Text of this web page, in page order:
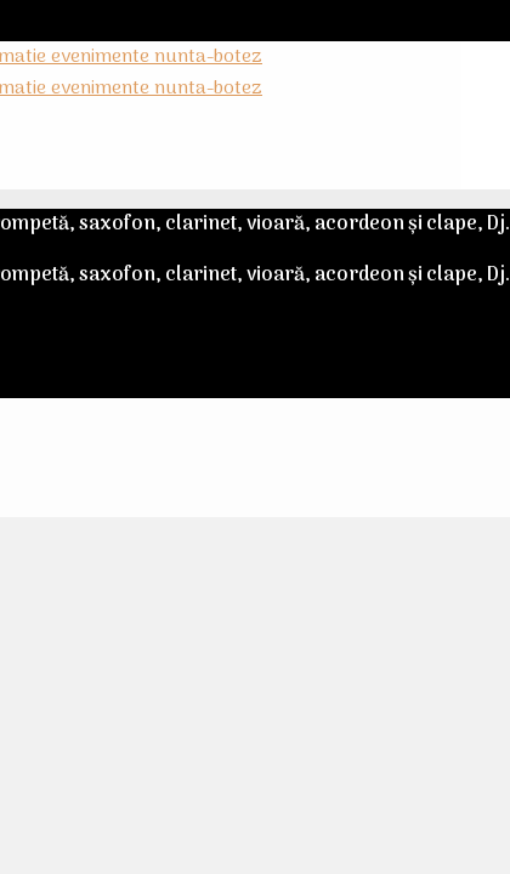
saxofon, clarinet, vioară, acordeon și clape, Dj.
saxofon, clarinet, vioară, acordeon și clape, Dj.